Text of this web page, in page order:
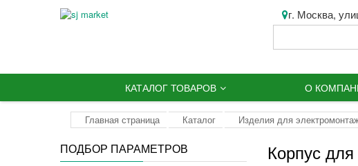
г. Москва,
КАТАЛОГ ТОВАРОВ
О
Главная страница Каталог Изделия для
ПОДБОР ПАРАМЕТРОВ Корпус